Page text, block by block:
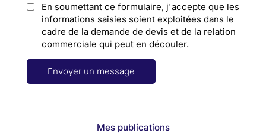
En soumettant ce formulaire, j'accepte que les
informations saisies soient exploitées dans le
cadre de la demande de devis et de la relation
commerciale qui peut en découler.
Mes publications